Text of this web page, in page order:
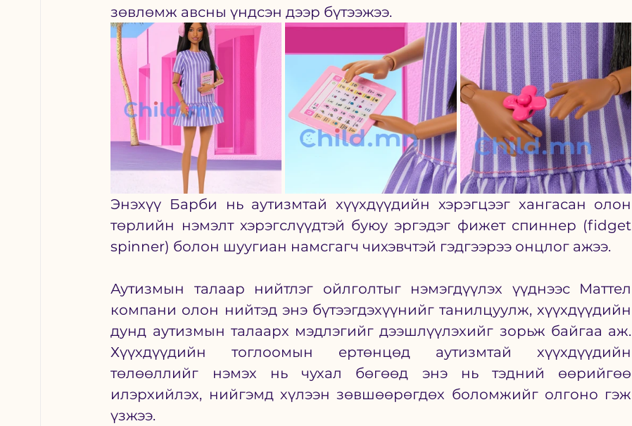
зөвлөмж авсны үндсэн дээр бүтээжээ.
Энэхүү Барби нь аутизмтай хүүхдүүдийн хэрэгцээг хангасан олон
төрлийн нэмэлт хэрэгслүүдтэй буюу эргэдэг фижет спиннер (fidget
spinner) болон шуугиан намсгагч чихэвчтэй гэдгээрээ онцлог ажээ.
Аутизмын талаар нийтлэг ойлголтыг нэмэгдүүлэх үүднээс Маттел
компани олон нийтэд энэ бүтээгдэхүүнийг танилцуулж, хүүхдүүдийн
дунд аутизмын талаарх мэдлэгийг дээшлүүлэхийг зорьж байгаа аж.
Хүүхдүүдийн тоглоомын ертөнцөд аутизмтай хүүхдүүдийн
төлөөллийг нэмэх нь чухал бөгөөд энэ нь тэдний өөрийгөө
илэрхийлэх, нийгэмд хүлээн зөвшөөрөгдөх боломжийг олгоно гэж
үзжээ.